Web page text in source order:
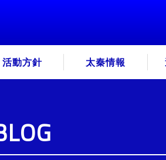
活動方針 太秦情報